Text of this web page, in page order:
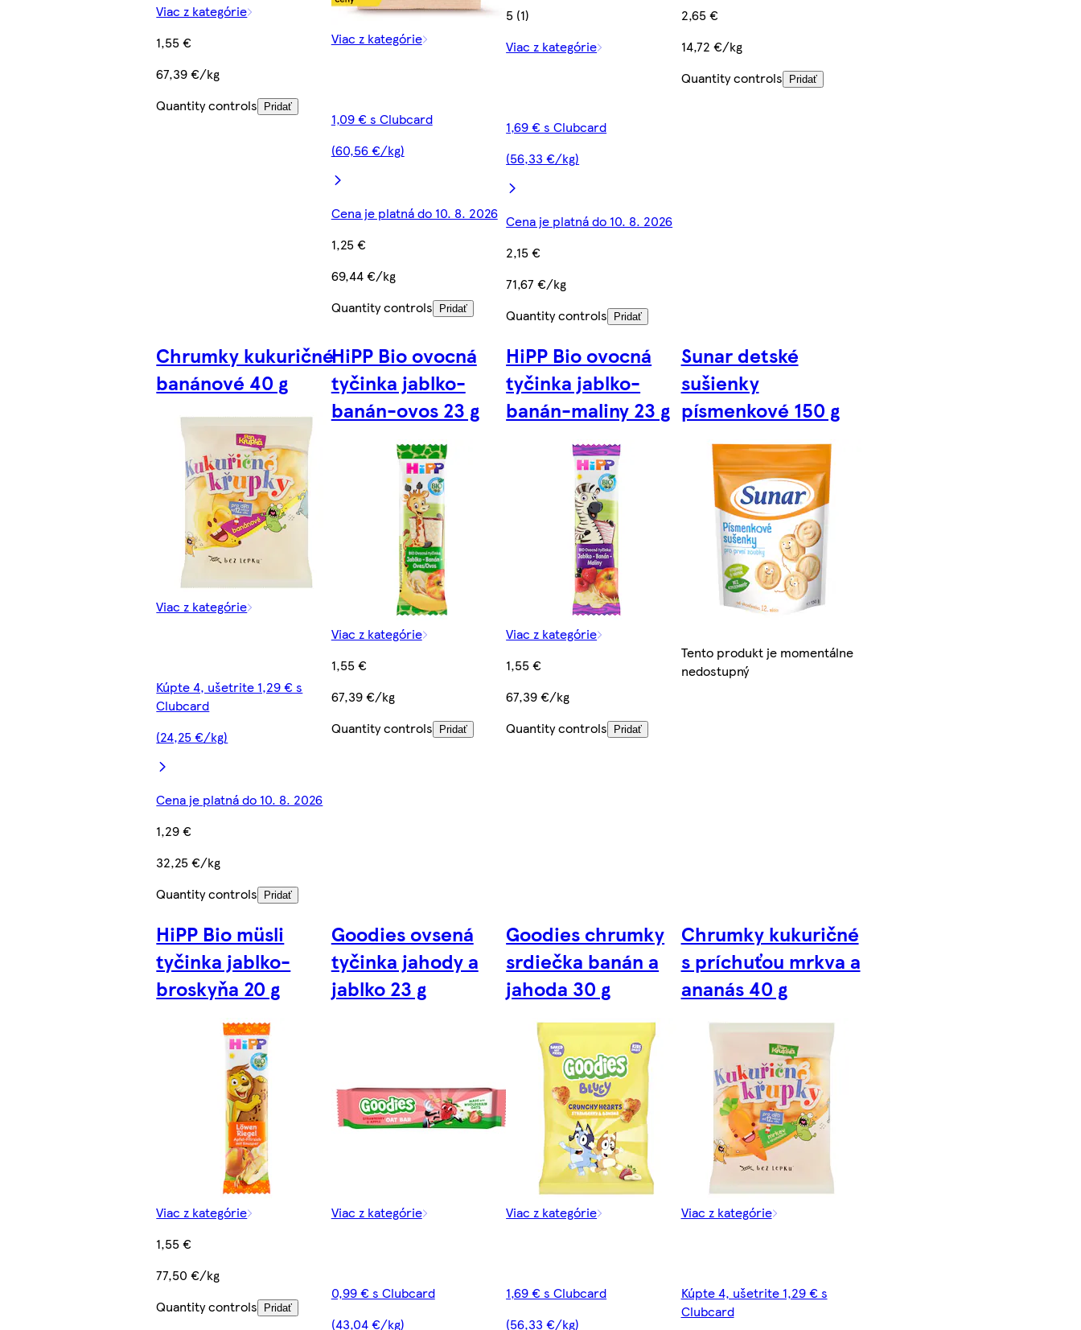
Viac z kategórie
1,55 €
67,39 €/kg
Quantity controls
Pridať
Viac z kategórie
1,09 € s Clubcard
(60,56 €/kg)
Cena je platná do 10. 8. 2026
1,25 €
69,44 €/kg
Quantity controls
Pridať
5 (1)
Viac z kategórie
1,69 € s Clubcard
(56,33 €/kg)
Cena je platná do 10. 8. 2026
2,15 €
71,67 €/kg
Quantity controls
Pridať
2,65 €
14,72 €/kg
Quantity controls
Pridať
Chrumky kukuričné
banánové 40 g
Viac z kategórie
Kúpte 4, ušetrite 1,29 € s
Clubcard
(24,25 €/kg)
Cena je platná do 10. 8. 2026
1,29 €
32,25 €/kg
Quantity controls Pridať
HiPP Bio ovocná
tyčinka jablko-
banán-ovos 23 g
Viac z kategórie
1,55 €
67,39 €/kg
Quantity controls
Pridať
HiPP Bio ovocná
tyčinka jablko-
banán-maliny 23 g
Viac z kategórie
1,55 €
67,39 €/kg
Quantity controls Pridať
Sunar detské
sušienky
písmenkové 150 g
Tento produkt je momentálne
nedostupný
HiPP Bio müsli
tyčinka jablko-
broskyňa 20 g
Viac z kategórie
1,55 €
77,50 €/kg
Quantity controls Pridať
Goodies ovsená
tyčinka jahody a
jablko 23 g
Viac z kategórie
0,99 € s Clubcard
(43,04 €/kg)
Goodies chrumky
srdiečka banán a
jahoda 30 g
Viac z kategórie
1,69 € s Clubcard
(56,33 €/kg)
Chrumky kukuričné
s príchuťou mrkva a
ananás 40 g
Viac z kategórie
Kúpte 4, ušetrite 1,29 € s
Clubcard